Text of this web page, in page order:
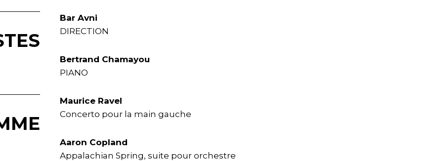
Bar Avni
DIRECTION
Bertrand Chamayou
PIANO
Maurice Ravel
Concerto pour la main gauche
Aaron Copland
Appalachian Spring, suite pour orchestre